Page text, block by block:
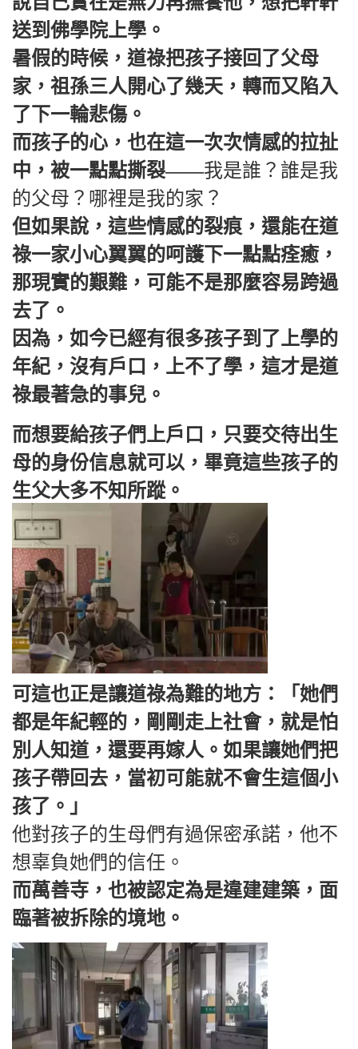
送到佛學院上學。
暑假的時候，道祿把孩子接回了父母
家，祖孫三人開心了幾天，轉而又陷入
了下一輪悲傷。
而孩子的心，也在這一次次情感的拉扯
中，被一點點撕裂——我是誰？誰是我
的父母？哪裡是我的家？
但如果說，這些情感的裂痕，還能在道
祿一家小心翼翼的呵護下一點點痊癒，
那現實的艱難，可能不是那麼容易跨過
去了。
因為，如今已經有很多孩子到了上學的
年紀，沒有戶口，上不了學，這才是道
祿最著急的事兒。
而想要給孩子們上戶口，只要交待出生
母的身份信息就可以，畢竟這些孩子的
生父大多不知所蹤。
可這也正是讓道祿為難的地方：「她們
都是年紀輕的，剛剛走上社會，就是怕
別人知道，還要再嫁人。如果讓她們把
孩子帶回去，當初可能就不會生這個小
孩了。」
他對孩子的生母們有過保密承諾，他不
想辜負她們的信任。
而萬善寺，也被認定為是違建建築，面
臨著被拆除的境地。